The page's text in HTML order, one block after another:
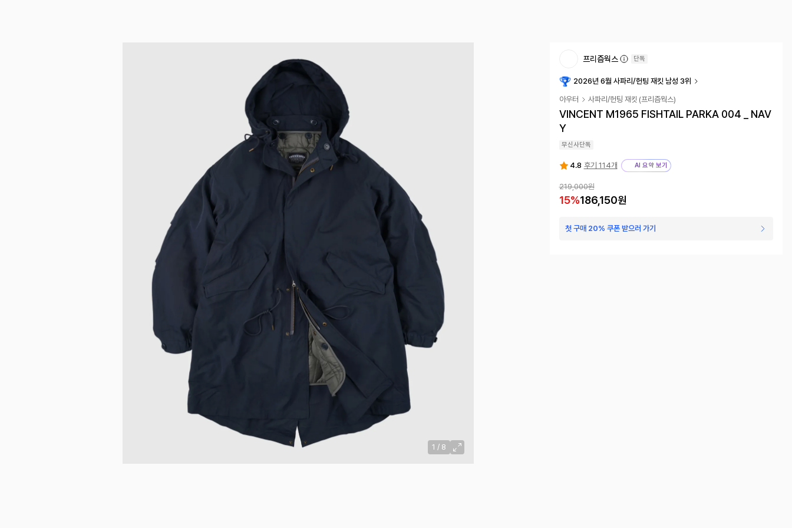
1 / 8
프리즘웍스 단독
2026년 6월 사파리/헌팅 재킷 남성 3위
아우터 사파리/헌팅 재킷 (프리즘웍스)
VINCENT M1965 FISHTAIL PARKA 004 _ NAV
Y
무신사단독
4.8 후기 114개 AI 요약 보기
219,000원
15%186,150원
첫 구매 20% 쿠폰 받으러 가기